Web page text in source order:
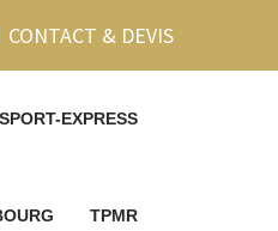
CONTACT & DEVIS
EXPRESS
TPMR